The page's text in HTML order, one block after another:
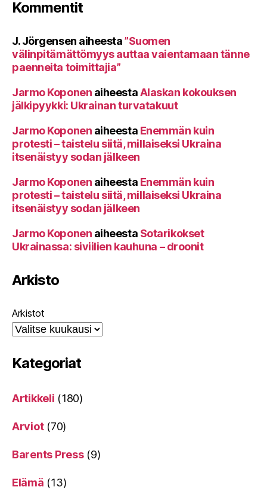
Kommentit
J. Jörgensen aiheesta”Suomen
välinpitämättömyys auttaa vaientamaan tänne
paenneita toimittajia”
Jarmo Koponen aiheestaAlaskan kokouksen
jälkipyykki: Ukrainan turvatakuut
Jarmo Koponen aiheesta Enemmän kuin
protesti – taistelu siitä, millaiseksi Ukraina
itsenäistyy sodan jälkeen
Jarmo Koponen aiheesta Enemmän kuin
protesti – taistelu siitä, millaiseksi Ukraina
itsenäistyy sodan jälkeen
Jarmo Koponen aiheesta Sotarikokset
Ukrainassa: siviilien kauhuna – droonit
Arkisto
Arkistot
Kategoriat
Artikkeli (180)
Arviot(70)
Barents Press(9)
Elämä (13)